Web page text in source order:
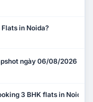
Flats in Noida?
ngày 06/08/2026
3 BHK flats in Noida?